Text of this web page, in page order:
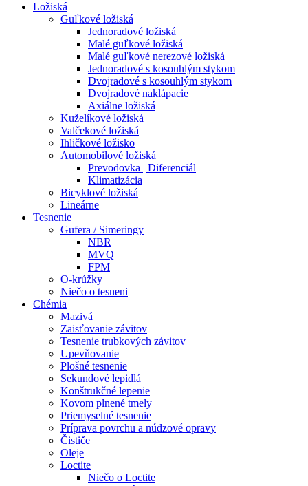
Ložiská
Guľkové ložiská
Jednoradové ložiská
Malé guľkové ložiská
Malé guľkové nerezové ložiská
Jednoradové s kosouhlým stykom
Dvojradové s kosouhlým stykom
Dvojradové naklápacie
Axiálne ložiská
Kuželíkové ložiská
Valčekové ložiská
Ihličkové ložisko
Automobilové ložiská
Prevodovka | Diferenciál
Klimatizácia
Bicyklové ložiská
Lineárne
Tesnenie
Gufera / Simeringy
NBR
MVQ
FPM
O-krúžky
Niečo o tesneni
Chémia
Mazivá
Zaisťovanie závitov
Tesnenie trubkových závitov
Upevňovanie
Plošné tesnenie
Sekundové lepidlá
Konštrukčné lepenie
Kovom plnené tmely
Priemyselné tesnenie
Príprava povrchu a núdzové opravy
Čističe
Oleje
Loctite
Niečo o Loctite